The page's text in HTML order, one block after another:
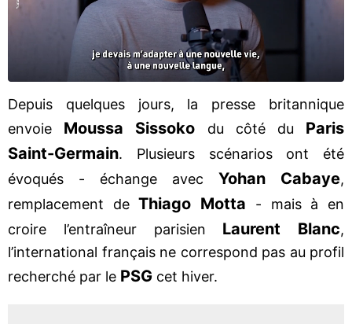
Depuis quelques jours, la presse britannique
envoie Moussa Sissoko du côté du Paris
Saint-Germain. Plusieurs scénarios ont été
évoqués - échange avec Yohan Cabaye,
remplacement deThiago Motta - mais à en
croire l’entraîneur parisien Laurent Blanc,
l’international français ne correspond pas au profil
recherché par le PSG cet hiver.